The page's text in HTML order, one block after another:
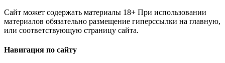
Сайт может содержать материалы 18+ При использовании
материалов обязательно размещение гиперссылки на главную,
или соответствующую страницу сайта.
Навигация по сайту